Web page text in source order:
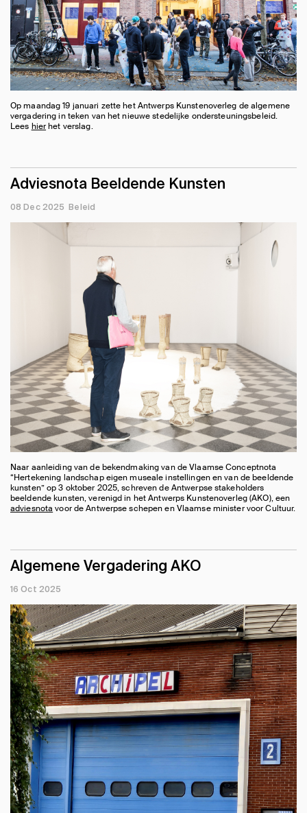
Op maandag 19 januari zette het Antwerps Kunstenoverleg de algemene
vergadering in teken van het nieuwe stedelijke ondersteuningsbeleid.
Lees hierhet verslag.
Adviesnota Beeldende Kunsten
08 Dec 2025 Beleid
Naar aanleiding van de bekendmaking van de Vlaamse Conceptnota
“Hertekening landschap eigen museale instellingen en van de beeldende
kunsten” op 3 oktober 2025, schreven de Antwerpse stakeholders
beeldende kunsten, verenigd in het Antwerps Kunstenoverleg (AKO), een
adviesnota voor de Antwerpse schepen en Vlaamse minister voor Cultuur.
Algemene Vergadering AKO
16 Oct 2025